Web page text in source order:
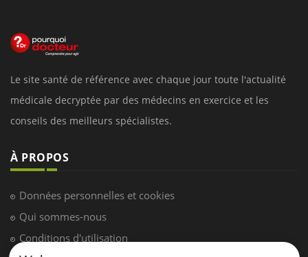
Le site santé de référence avec chaque jour toute l'actualité
médicale decryptée par des médecins en exercice et les
conseils des meilleurs spécialistes.
À PROPOS
Données personnelles et cookies
Qui sommes-nous
Conditions d'utilisation